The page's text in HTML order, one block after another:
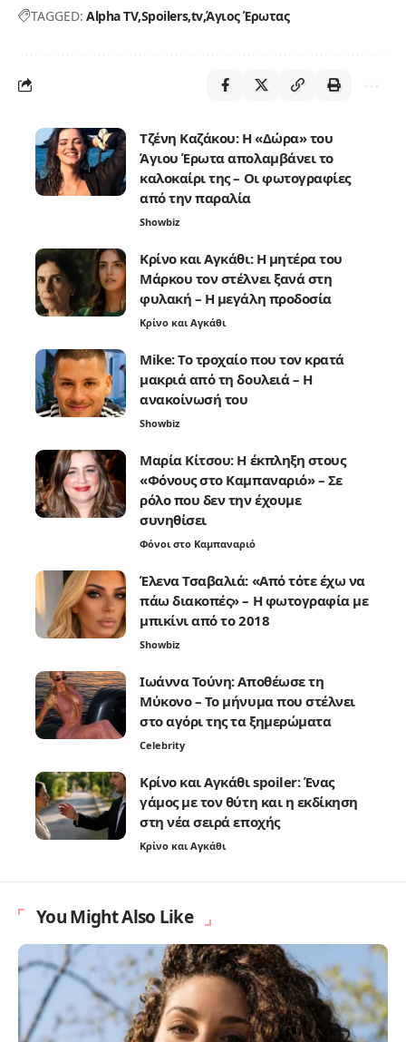
TAGGED: Alpha TVSpoilers tvΆγιος Έρωτας
Τζένη Καζάκου: Η «Δώρα» του
Άγιου Έρωτα απολαμβάνει το
καλοκαίρι της – Οι φωτογραφίες
από την παραλία
Showbiz
Κρίνο και Αγκάθι: Η μητέρα του
Μάρκου τον στέλνει ξανά στη
φυλακή – Η μεγάλη προδοσία
Κρίνο και Αγκάθι
Mike: Το τροχαίο που τον κρατά
μακριά από τη δουλειά – Η
ανακοίνωσή του
Showbiz
Μαρία Κίτσου: Η έκπληξη στους
«Φόνους στο Καμπαναριό» – Σε
ρόλο που δεν την έχουμε
συνηθίσει
Φόνοι στο Καμπαναριό
Έλενα Τσαβαλιά: «Από τότε έχω να
πάω διακοπές» – Η φωτογραφία με
μπικίνι από το 2018
Showbiz
Ιωάννα Τούνη: Αποθέωσε τη
Μύκονο – Το μήνυμα που στέλνει
στο αγόρι της τα ξημερώματα
Celebrity
Κρίνο και Αγκάθι spoiler: Ένας
γάμος με τον θύτη και η εκδίκηση
στη νέα σειρά εποχής
Κρίνο και Αγκάθι
You Might Also Like